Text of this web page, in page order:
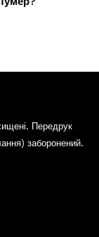
Передрук
заборонений.